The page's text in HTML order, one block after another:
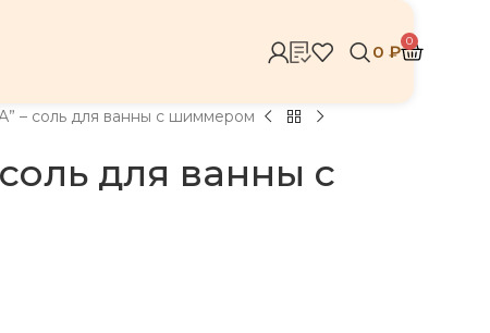
0 ₽
0
– соль для ванны с шиммером
для ванны с